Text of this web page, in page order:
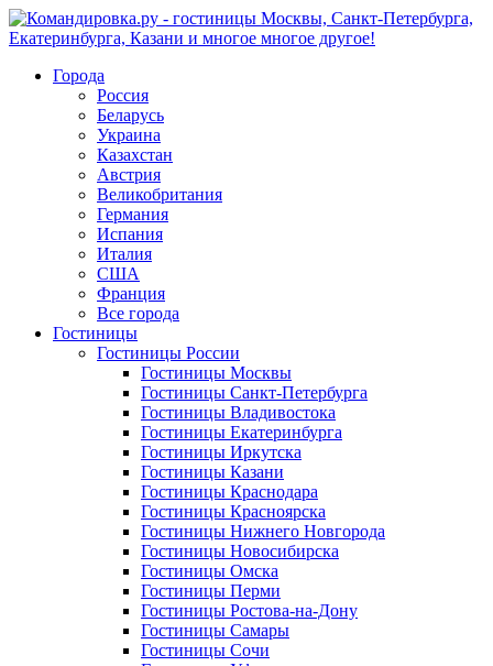
Города
Россия
Беларусь
Украина
Казахстан
Австрия
Великобритания
Германия
Испания
Италия
США
Франция
Все города
Гостиницы
Гостиницы России
Гостиницы Mосквы
Гостиницы Санкт-Петербурга
Гостиницы Владивостока
Гостиницы Екатеринбурга
Гостиницы Иркутска
Гостиницы Казани
Гостиницы Краснодара
Гостиницы Красноярска
Гостиницы Нижнего Новгорода
Гостиницы Новосибирска
Гостиницы Омска
Гостиницы Перми
Гостиницы Ростова-на-Дону
Гостиницы Самары
Гостиницы Сочи